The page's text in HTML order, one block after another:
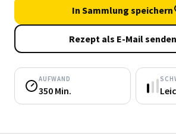
In Sammlung speichern
Rezept als E-Mail senden
AUFWAND
350 Min.